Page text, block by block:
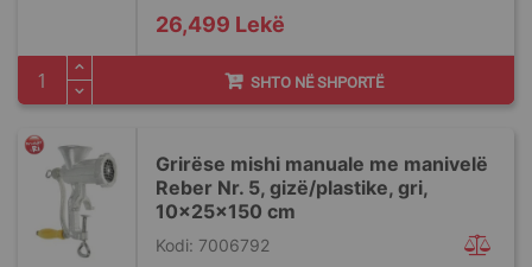
26,499 Lekë
SHTO NË SHPORTË
Grirëse mishi manuale me manivelë
Reber Nr. 5, gizë/plastike, gri,
10x25x150 cm
Kodi: 7006792